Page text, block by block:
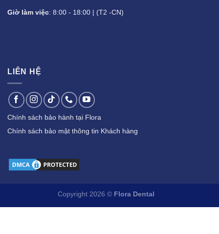
Giờ làm việc: 8:00 - 18:00 | (T2 -CN)
LIÊN HỆ
Chính sách bảo hành tại Flora
Chính sách bảo mật thông tin Khách hàng
Copyright 2026 © Flora Dental